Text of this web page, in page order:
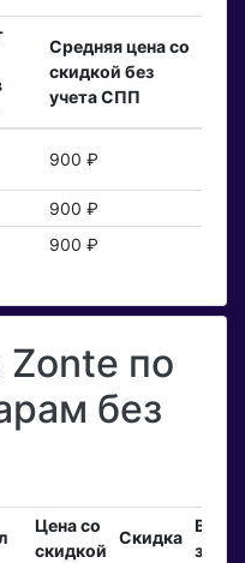
Средняя цена со
скидкой без
учета СПП
900 ₽
900 ₽
900 ₽
по
без
Цена со
скидкой
Скидка